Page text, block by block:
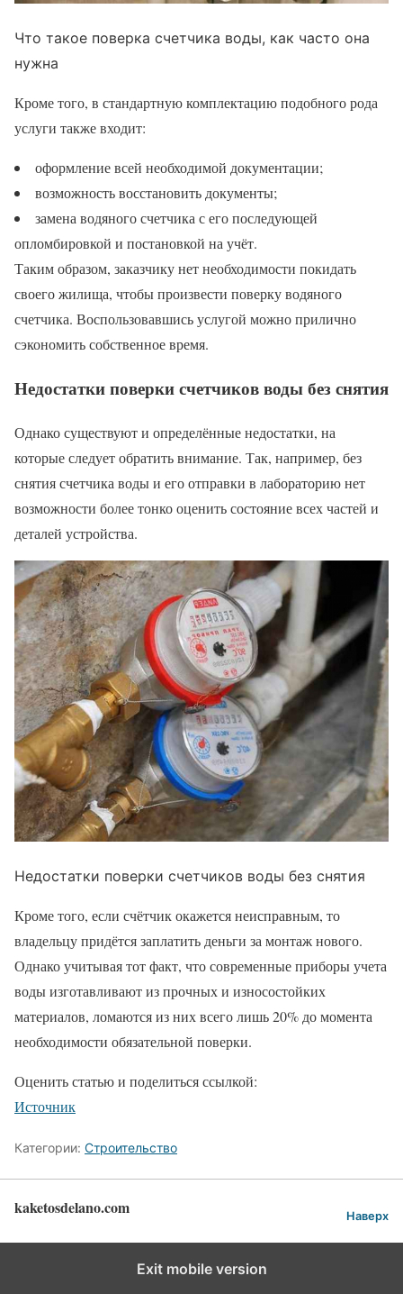
Что такое поверка счетчика воды, как часто она
нужна
Кроме того, в стандартную комплектацию подобного рода
услуги также входит:
оформление всей необходимой документации;
возможность восстановить документы;
замена водяного счетчика с его последующей
опломбировкой и постановкой на учёт.
Таким образом, заказчику нет необходимости покидать
своего жилища, чтобы произвести поверку водяного
счетчика. Воспользовавшись услугой можно прилично
сэкономить собственное время.
Недостатки поверки счетчиков воды без снятия
Однако существуют и определённые недостатки, на
которые следует обратить внимание. Так, например, без
снятия счетчика воды и его отправки в лабораторию нет
возможности более тонко оценить состояние всех частей и
деталей устройства.
Недостатки поверки счетчиков воды без снятия
Кроме того, если счётчик окажется неисправным, то
владельцу придётся заплатить деньги за монтаж нового.
Однако учитывая тот факт, что современные приборы учета
воды изготавливают из прочных и износостойких
материалов, ломаются из них всего лишь 20% до момента
необходимости обязательной поверки.
Оценить статью и поделиться ссылкой:
Источник
Категории: Строительство
kaketosdelano.com Наверх
Exit mobile version